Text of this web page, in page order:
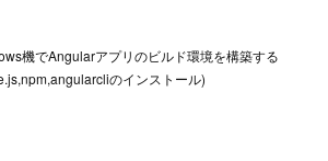
機でAngularアプリのビルド環境を構築する
のインストール)